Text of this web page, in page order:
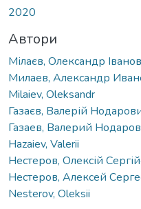
2020
Автори
Мілаєв, Олександр
Милаев, Александр
Milaiev, Oleksandr
Газаєв, Валерій
Газаев, Валерий
Hazaiev, Valerii
Нестеров, Олексій
Нестеров, Алексей
Nesterov, Oleksii